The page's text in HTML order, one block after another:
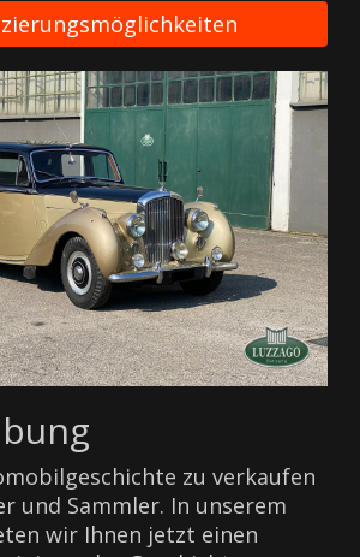
zu verkaufen
und Sammler. In unserem
wir Ihnen jetzt einen